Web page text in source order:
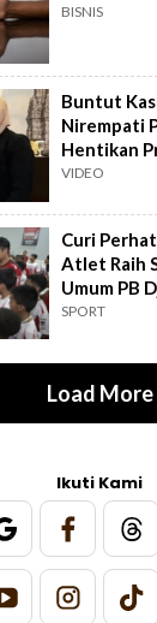
BISNIS
Buntut
Nirempati
Hentikan
Rahard
VIDEO
Curi
Atlet Raih
Umum PB
Makassar
SPORT
Load More
Ikuti Kami